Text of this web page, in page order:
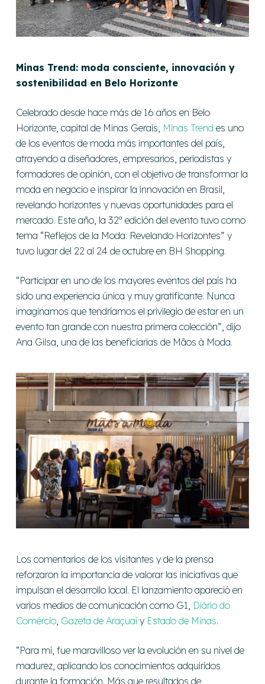
Minas Trend: moda consciente, innovación y
sostenibilidad en Belo Horizonte
Celebrado desde hace más de 16 años en Belo
Horizonte, capital de Minas Gerais, Minas Trend es uno
de los eventos de moda más importantes del país,
atrayendo a diseñadores, empresarios, periodistas y
formadores de opinión, con el objetivo de transformar la
moda en negocio e inspirar la innovación en Brasil,
revelando horizontes y nuevas oportunidades para el
mercado. Este año, la 32ª edición del evento tuvo como
tema “Reflejos de la Moda: Revelando Horizontes” y
tuvo lugar del 22 al 24 de octubre en BH Shopping.
“Participar en uno de los mayores eventos del país ha
sido una experiencia única y muy gratificante. Nunca
imaginamos que tendríamos el privilegio de estar en un
evento tan grande con nuestra primera colección”, dijo
Ana Gilsa, una de las beneficiarias de Mãos à Moda.
Los comentarios de los visitantes y de la prensa
reforzaron la importancia de valorar las iniciativas que
impulsan el desarrollo local. El lanzamiento apareció en
varios medios de comunicación como G1
Diário do
Comércio, Gazeta de Araçuaíy Estado de Minas.
“Para mí, fue maravilloso ver la evolución en su nivel de
madurez, aplicando los conocimientos adquiridos
durante la formación. Más que resultados de